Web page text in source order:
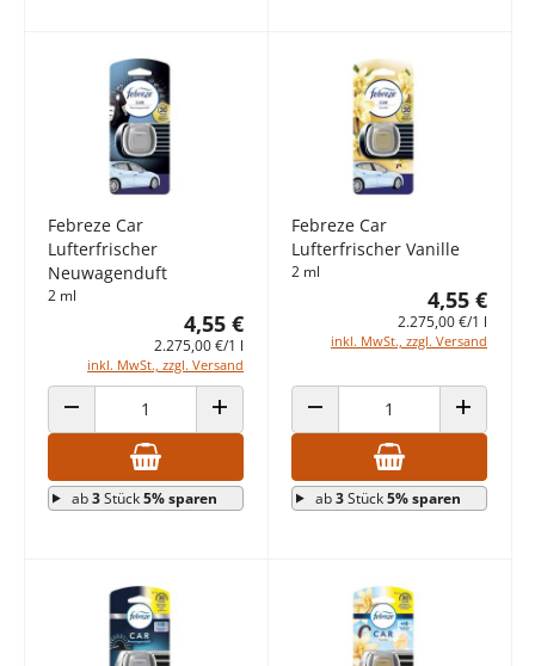
Febreze Car
Lufterfrischer
Neuwagenduft
2 ml
4,55 €
2.275,00 €/1 l
inkl. MwSt., zzgl. Versand
ANZAHL VERRINGERN ANZAHL ERHÖHEN
ab3Stück5% sparen
Febreze Car
Lufterfrischer Vanille
2 ml
4,55 €
2.275,00 €/1 l
inkl. MwSt., zzgl. Versand
ANZAHL VERRINGERN ANZAHL
ab3Stück5% sparen